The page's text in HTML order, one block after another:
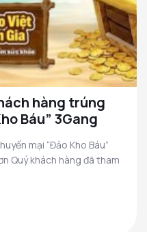
hàng trúng
Báu” 3Gang
mại “Đảo Kho Báu”
Quý khách hàng đã tham